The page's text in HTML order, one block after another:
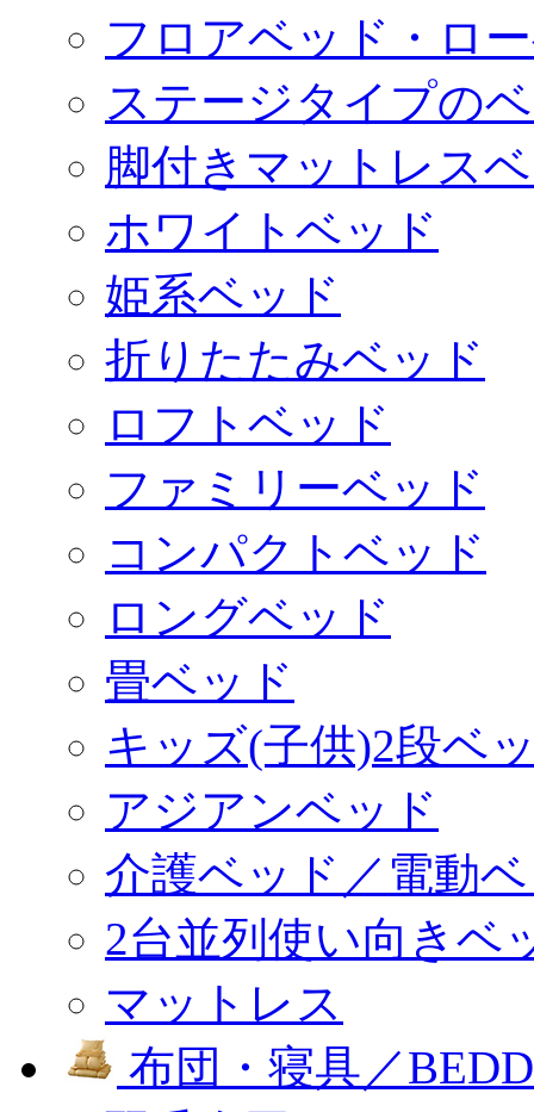
フロアベッド・ロ
ステージタイプの
脚付きマットレス
ホワイトベッド
姫系ベッド
折りたたみベッド
ロフトベッド
ファミリーベッド
コンパクトベッド
ロングベッド
畳ベッド
キッズ(子供)2段ベ
アジアンベッド
介護ベッド／電動
2台並列使い向きベ
マットレス
布団・寝具／